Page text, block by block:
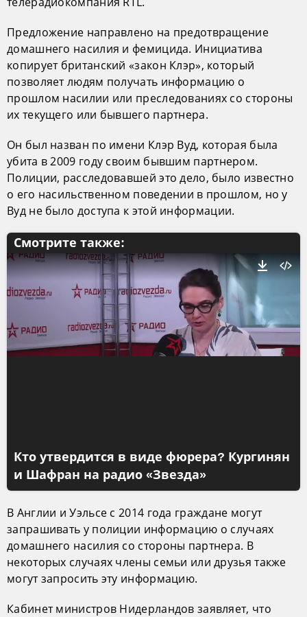
Предложение направлено на предотвращение
домашнего насилия и фемицида. Инициатива
копирует британский «закон Клэр», который
позволяет людям получать информацию о
прошлом насилии или преследованиях со стороны
их текущего или бывшего партнера.
Он был назван по имени Клэр Вуд, которая была
убита в 2009 году своим бывшим партнером.
Полиции, расследовавшей это дело, было известно
о его насильственном поведении в прошлом, но у
Вуд не было доступа к этой информации.
Смотрите также:
Кто утвердится в виде фюрера? Кургинян
и Шафран на радио «Звезда»
В Англии и Уэльсе с 2014 года граждане могут
запрашивать у полиции информацию о случаях
домашнего насилия со стороны партнера. В
некоторых случаях члены семьи или друзья также
могут запросить эту информацию.
Кабинет министров Нидерландов заявляет, что